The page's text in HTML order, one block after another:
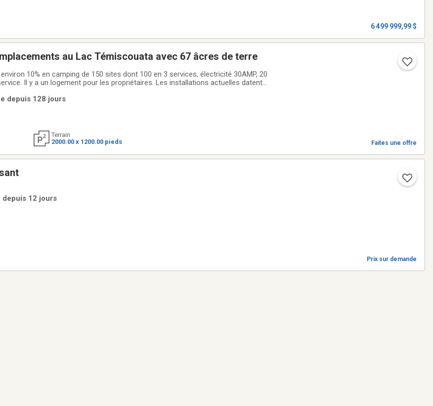
6 499 999,99 $
Camping de 150 emplacements au Lac Témiscouata avec 67 âcres de terre
10% en camping de 150 sites dont 100 en 3 services, électricité 30AMP, 20
Il y a un logement pour les propriétaires. Les installations actuelles datent
depuis 128 jours
Terrain
2000.00 x 1200.00 pieds
Faites une offre
depuis 12 jours
Prix sur demande